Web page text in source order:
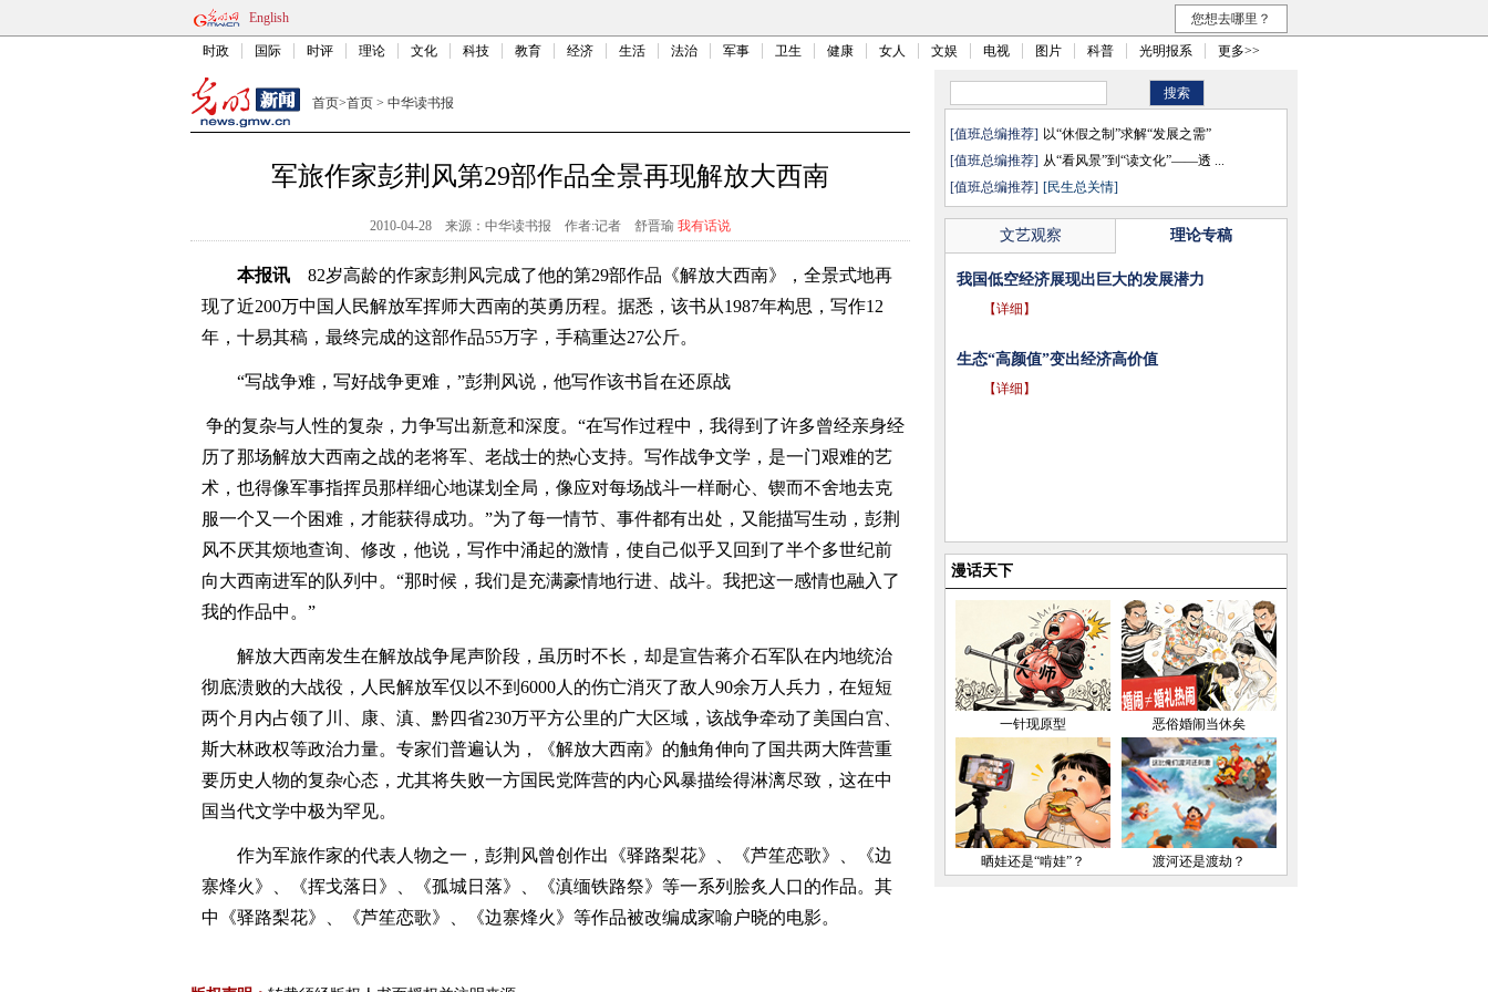
English 您想去哪里？
时政 国际 时评 理论 文化 科技 教育 经济 生活 法治 军事 卫生 健康 女人 文娱 电视 图片 科普 光明报系 更多>>
首页>首页 > 中华读书报
军旅作家彭荆风第29部作品全景再现解放大西南
2010-04-28 来源：中华读书报 作者:记者 舒晋瑜 我有话说
本报讯 82岁高龄的作家彭荆风完成了他的第29部作品《解放大西南》，全景式地再
现了近200万中国人民解放军挥师大西南的英勇历程。据悉，该书从1987年构思，写作12
年，十易其稿，最终完成的这部作品55万字，手稿重达27公斤。
“写战争难，写好战争更难，”彭荆风说，他写作该书旨在还原战
争的复杂与人性的复杂，力争写出新意和深度。“在写作过程中，我得到了许多曾经亲身经
历了那场解放大西南之战的老将军、老战士的热心支持。写作战争文学，是一门艰难的艺
术，也得像军事指挥员那样细心地谋划全局，像应对每场战斗一样耐心、锲而不舍地去克
服一个又一个困难，才能获得成功。”为了每一情节、事件都有出处，又能描写生动，彭荆
风不厌其烦地查询、修改，他说，写作中涌起的激情，使自己似乎又回到了半个多世纪前
向大西南进军的队列中。“那时候，我们是充满豪情地行进、战斗。我把这一感情也融入了
我的作品中。”
解放大西南发生在解放战争尾声阶段，虽历时不长，却是宣告蒋介石军队在内地统治
彻底溃败的大战役，人民解放军仅以不到6000人的伤亡消灭了敌人90余万人兵力，在短短
两个月内占领了川、康、滇、黔四省230万平方公里的广大区域，该战争牵动了美国白宫、
斯大林政权等政治力量。专家们普遍认为，《解放大西南》的触角伸向了国共两大阵营重
要历史人物的复杂心态，尤其将失败一方国民党阵营的内心风暴描绘得淋漓尽致，这在中
国当代文学中极为罕见。
作为军旅作家的代表人物之一，彭荆风曾创作出《驿路梨花》、《芦笙恋歌》、《边
寨烽火》、《挥戈落日》、《孤城日落》、《滇缅铁路祭》等一系列脍炙人口的作品。其
中《驿路梨花》、《芦笙恋歌》、《边寨烽火》等作品被改编成家喻户晓的电影。
[值班总编推荐] 以“休假之制”求解“发展之需”
[值班总编推荐] 从“看风景”到“读文化”——透 ...
[值班总编推荐] [民生总关情]
文艺观察 理论专稿
我国低空经济展现出巨大的发展潜力
【详细】
生态“高颜值”变出经济高价值
【详细】
漫话天下
一针现原型 恶俗婚闹当休矣
晒娃还是“啃娃”？ 渡河还是渡劫？